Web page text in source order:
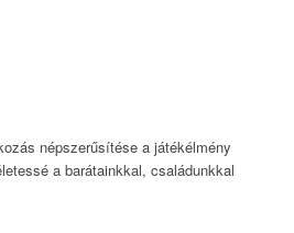
népszerűsítése a játékélmény
a barátainkkal, családunkkal